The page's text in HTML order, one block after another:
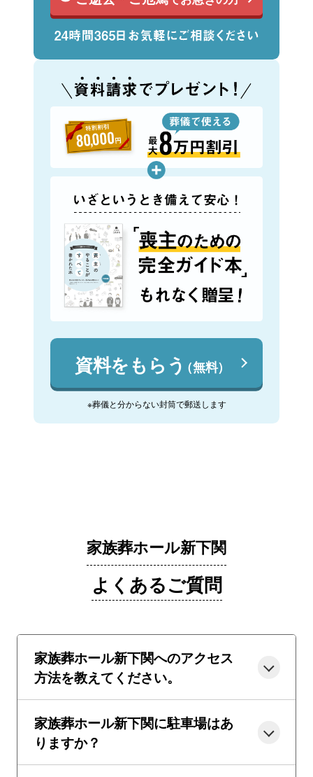
資料をもらう（無料）
※葬儀と分からない封筒で郵送します
家族葬ホール新下関
よくあるご質問
家族葬ホール新下関へのアクセス
方法を教えてください。
家族葬ホール新下関に駐車場はあ
りますか？